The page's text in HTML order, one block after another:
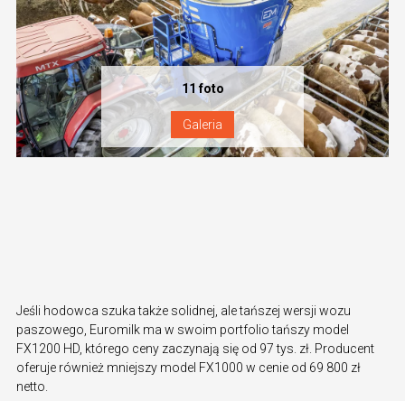
Jeśli hodowca szuka także solidnej, ale tańszej wersji wozu
paszowego, Euromilk ma w swoim portfolio tańszy model
FX1200 HD, którego ceny zaczynają się od 97 tys. zł. Producent
oferuje również mniejszy model FX1000 w cenie od 69 800 zł
netto.